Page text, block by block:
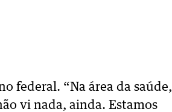
federal. “Na área da saúde,
vi nada, ainda. Estamos